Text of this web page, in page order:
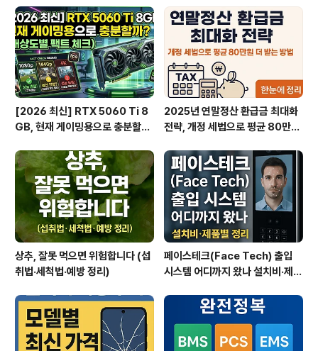
수익률을 보여주고 있습니다. 미국 시장은 여전히 AI, 반도
체, 금리 안정세 등의 요인에 따라 ETF별 수익률 차이가 뚜
렷하게 나타나고 있으며, 이러한 정보는 투..
[2026 최신] RTX 5060 Ti 8
GB, 현재 게이밍용으로 충분할
2025년 연말정산 환급금 최대화
전략, 개정 세법으로 평균 80만원
상추, 잘못 먹으면 위험합니다 (섭
취법·세척법·예방 정리)
페이스테크(Face Tech) 출입
시스템 어디까지 왔나 설치비·제품